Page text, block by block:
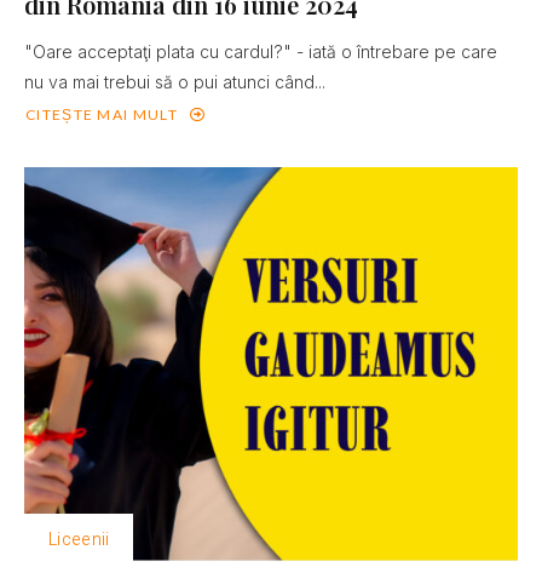
"Oare acceptaţi plata cu cardul?" - iată o întrebare pe care
nu va mai trebui să o pui atunci când...
CITEȘTE MAI MULT
Liceenii